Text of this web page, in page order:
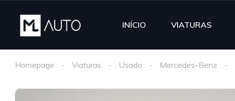
INÍCIO VIATURAS
Homepage Viaturas Usado Mercedes-Benz